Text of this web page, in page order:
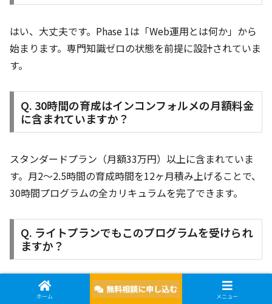
はい、大丈夫です。Phase 1は「Web運用とは何か」から
始まります。専門知識ゼロの状態を前提に設計されていま
す。
Q. 30時間の育成はインコンフォルメの月額料金
に含まれていますか？
スタンダードプラン（月額33万円）以上に含まれていま
す。月2〜2.5時間の育成時間を12ヶ月積み上げることで、
30時間プログラムの全カリキュラムを完了できます。
Q. ライトプランでもこのプログラムを受けられ
ますか？
ライトプラン（月額11万円）には育成支援が含まれてい
ホーム メニュー